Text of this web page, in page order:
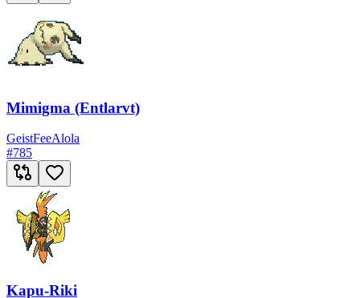
Mimigma (Entlarvt)
GeistFeeAlola
#785
Kapu-Riki